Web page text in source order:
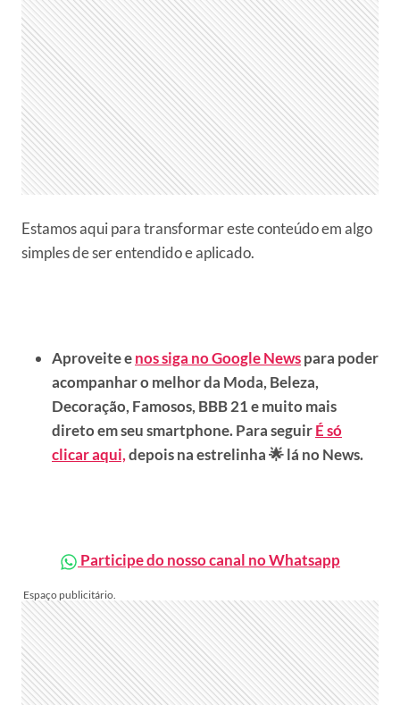
Estamos aqui para transformar este conteúdo em algo
simples de ser entendido e aplicado.
Aproveite enos siga no Google Newspara poder
acompanhar o melhor da Moda, Beleza,
Decoração, Famosos, BBB 21 e muito mais
direto em seu smartphone. Para seguirÉ só
clicar aqui,depois na estrelinha 🌟 lá no News.
Participe do nosso canal no Whatsapp